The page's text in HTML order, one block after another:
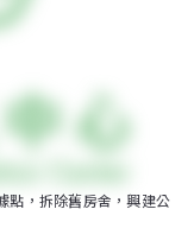
點，拆除舊房舍，興建公